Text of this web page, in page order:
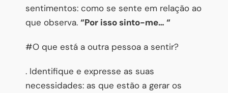
sentimentos: como se sente em relação ao
que observa. “Por isso sinto-me… “
#O que está a outra pessoa a sentir?
. Identifique e expresse as suas
necessidades: as que estão a gerar os